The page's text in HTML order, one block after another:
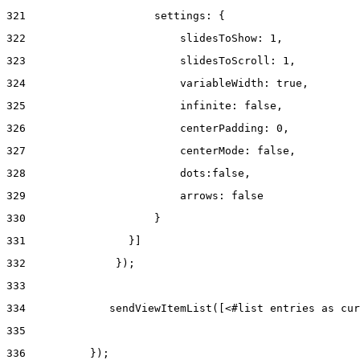
321
                    settings: {
322
                        slidesToShow: 1,
323
                        slidesToScroll: 1,
324
                        variableWidth: true,
325
                        infinite: false,
326
                        centerPadding: 0,
327
                        centerMode: false,
328
                        dots:false,
329
                        arrows: false
330
                    }
331
                }]
332
              });
333
334
sendViewItemList([<#list entries as
335
336
          });